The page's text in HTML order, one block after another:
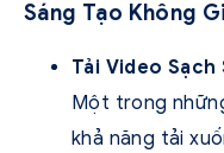
Sáng Tạo Không
Tải Video
Một trong
khả năng tải